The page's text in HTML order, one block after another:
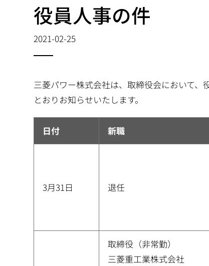
役員人事の件
2021-02-25
三菱パワー株式会社は、取締役会において
とおりお知らせいたします。
日付 新職
3月31日 退任
取締役（非常勤）
三菱重工業株式会社